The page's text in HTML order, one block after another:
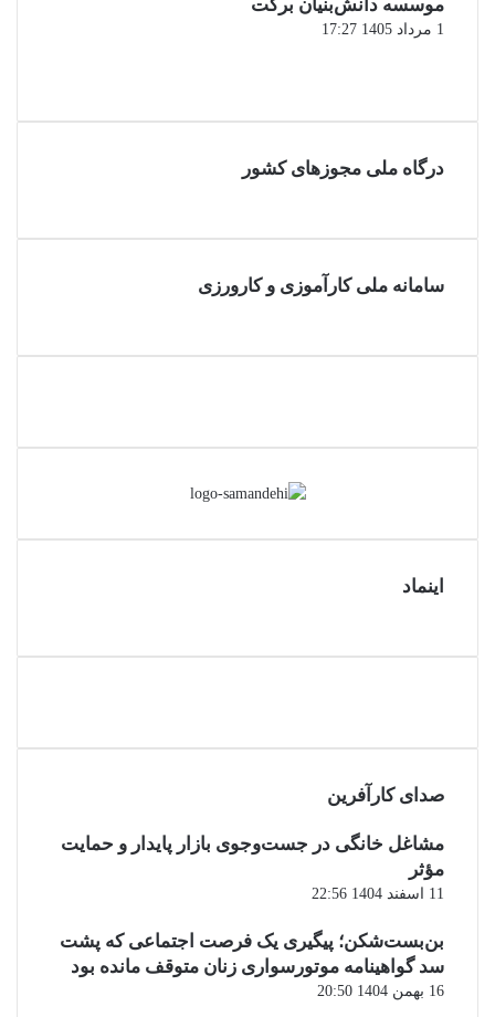
موسسه دانش‌بنیان برکت
1 مرداد 1405 17:27
درگاه ملی مجوزهای کشور
سامانه ملی کارآموزی و کارورزی
اینماد
صدای کارآفرین
مشاغل خانگی در جست‌وجوی بازار پایدار و حمایت
مؤثر
11 اسفند 1404 22:56
بن‌بست‌شکن؛ پیگیری یک فرصت اجتماعی که پشت
سد گواهینامه موتورسواری زنان متوقف مانده بود
16 بهمن 1404 20:50